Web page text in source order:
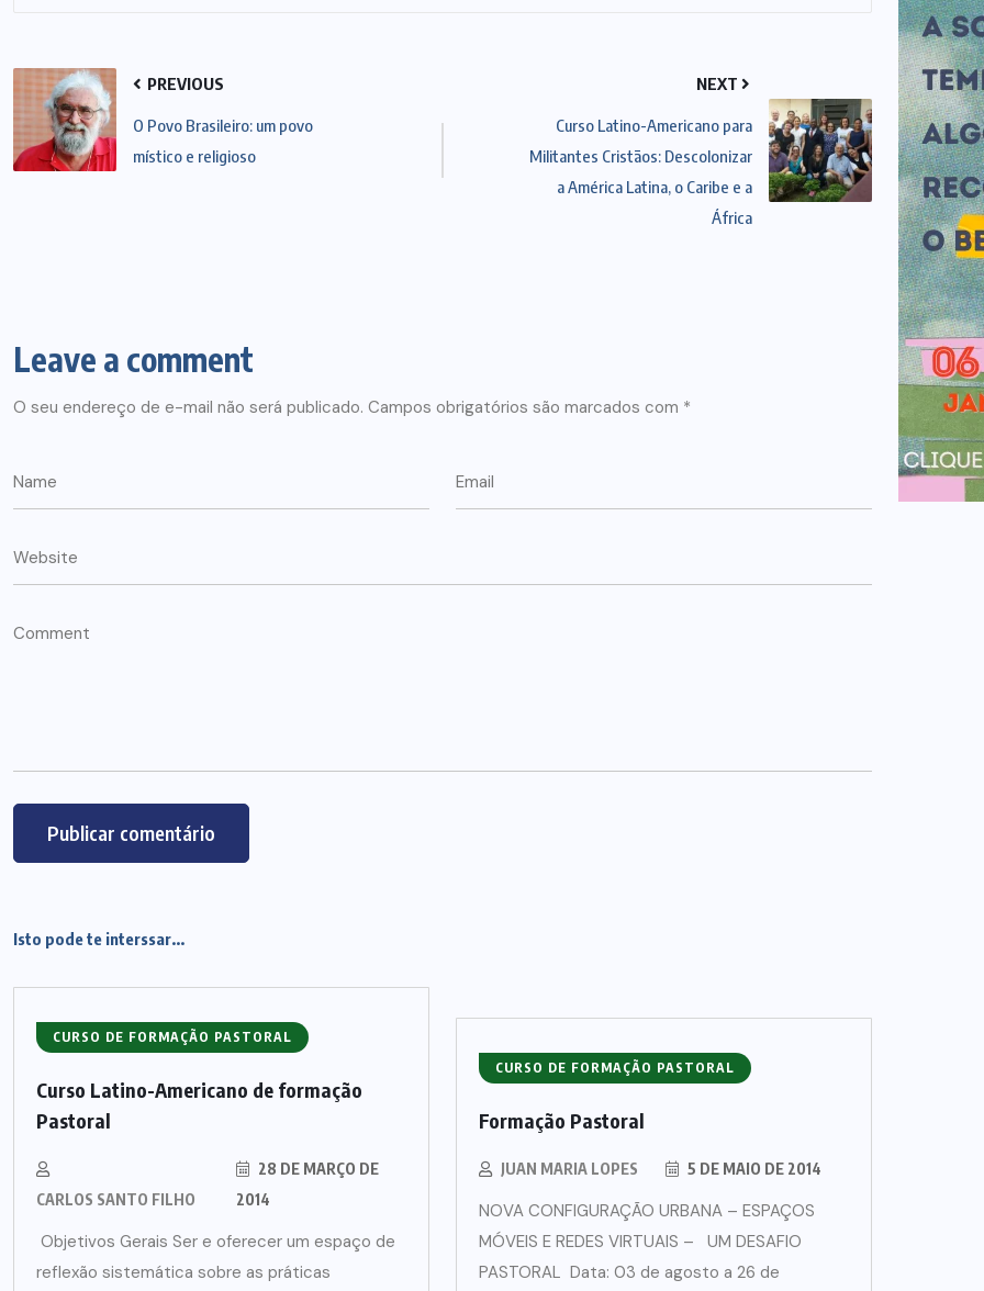
PREVIOUS
O Povo Brasileiro: um povo
místico e religioso
NEXT
Curso Latino-Americano para
Militantes Cristãos: Descolonizar
a América Latina, o Caribe e a
África
Leave a comment
O seu endereço de e-mail não será publicado. Campos obrigatórios são marcados com *
Isto pode te interssar...
CURSO DE FORMAÇÃO PASTORAL
Curso Latino-Americano de formação
Pastoral
CARLOS SANTO FILHO
28 DE MARÇO DE
2014
Objetivos Gerais Ser e oferecer um espaço de
reflexão sistemática sobre as práticas
CURSO DE FORMAÇÃO PASTORAL
Formação Pastoral
JUAN MARIA LOPES 5 DE MAIO DE 2014
NOVA CONFIGURAÇÃO URBANA – ESPAÇOS
MÓVEIS E REDES VIRTUAIS – UM DESAFIO
PASTORAL Data: 03 de agosto a 26 de